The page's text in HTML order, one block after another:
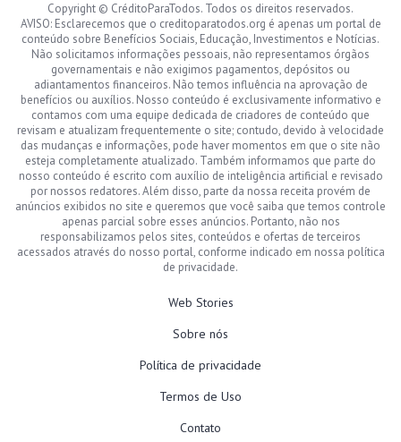
Copyright © CréditoParaTodos. Todos os direitos reservados.
AVISO: Esclarecemos que o creditoparatodos.org é apenas um portal de
conteúdo sobre Benefícios Sociais, Educação, Investimentos e Notícias.
Não solicitamos informações pessoais, não representamos órgãos
governamentais e não exigimos pagamentos, depósitos ou
adiantamentos financeiros. Não temos influência na aprovação de
benefícios ou auxílios. Nosso conteúdo é exclusivamente informativo e
contamos com uma equipe dedicada de criadores de conteúdo que
revisam e atualizam frequentemente o site; contudo, devido à velocidade
das mudanças e informações, pode haver momentos em que o site não
esteja completamente atualizado. Também informamos que parte do
nosso conteúdo é escrito com auxílio de inteligência artificial e revisado
por nossos redatores. Além disso, parte da nossa receita provém de
anúncios exibidos no site e queremos que você saiba que temos controle
apenas parcial sobre esses anúncios. Portanto, não nos
responsabilizamos pelos sites, conteúdos e ofertas de terceiros
acessados através do nosso portal, conforme indicado em nossa política
de privacidade.
Web Stories
Sobre nós
Política de privacidade
Termos de Uso
Contato